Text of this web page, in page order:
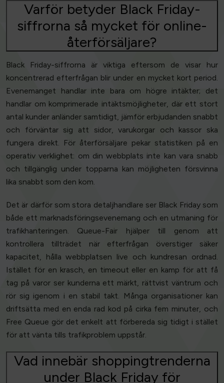
Varför betyder Black Friday-
siffrorna så mycket för online-
återförsäljare?
Black Friday-siffrorna är viktiga eftersom de visar hur
koncentrerad efterfrågan blir under en mycket kort period.
Evenemanget handlar inte bara om högre intäkter; det
handlar om komprimerade intäktsmöjligheter, där ett stort
antal kunder anländer samtidigt, jämför erbjudanden snabbt
och förväntar sig att sidor, varukorgar och kassor ska
fungera direkt. För återförsäljare pekar statistiken på en
operativ verklighet: om din webbplats inte kan vara snabb
och tillgänglig under topparna kan möjligheten försvinna
lika snabbt som den kom.
Det är därför som stora detaljhandlare ser Black Friday som
både ett marknadsföringsevenemang och en utmaning för
trafikhanteringen. Queue-Fair hjälper till genom att
kontrollera tillträdet när efterfrågan överstiger säker
kapacitet, hålla webbplatsen live och kundresan ordnad.
Istället för en krasch, en timeout eller en kamp för att få
tag på varor ser kunderna ett märkt, rättvist väntrum och
rör sig igenom i en stabil takt. Många organisationer kan
driftsätta med en enda rad kod på cirka fem minuter, och
Free Queue gör det enkelt att förbereda sig tidigt i stället
för att vänta tills trafikproblem uppstår.
Vad innebär shoppingtrenderna
under Black Friday för